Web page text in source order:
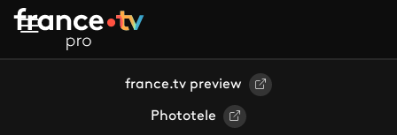
Aller au contenu principal
france.tv preview
Phototele